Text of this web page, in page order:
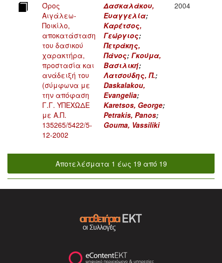
Όρος
Αιγάλεω-
Ποικίλο,
αποκατάσταση
του δασικού
χαρακτήρα,
προστασία και
ανάδειξή του
(σύμφωνα με
την απόφαση
Γ.Γ. ΥΠΕΧΩΔΕ
με Α.Π.
135265/5422/5-
12-2002
Δασκαλάκου,
Ευαγγελία;
Καρέτσος,
Γεώργιος;
Πετράκης,
Πάνος; Γκούμα,
Βασιλική;
Λατσούδης, Π.;
Daskalakou,
Evangelia;
Karetsos, George;
Petrakis, Panos;
Gouma, Vassiliki
2004
Αποτελέσματα 1 έως 19 από 19